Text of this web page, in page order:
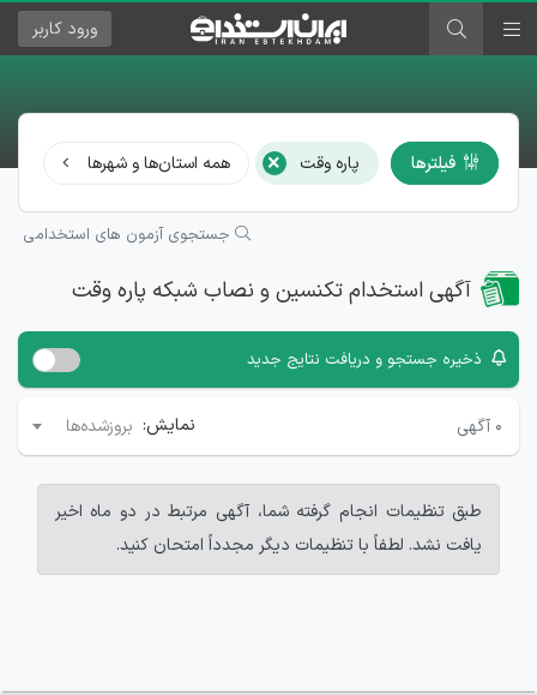
ورود کاربر
فیلترها پاره وقت × همه استان‌ها و شهرها
جستجوی آزمون های استخدامی
آگهی استخدام تکنسین و نصاب شبکه پاره وقت
ذخیره جستجو و دریافت نتایج جدید
۰ آگهی نمایش: بروزشده‌ها
طبق تنظیمات انجام گرفته شما، آگهی مرتبط در دو ماه اخیر
یافت نشد. لطفاً با تنظیمات دیگر مجدداً امتحان کنید.